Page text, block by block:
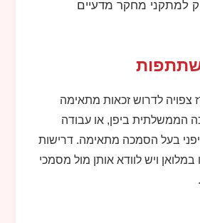
למתקני מחקר מדעיים
לדרוש זכאות מתאימה
ביפן, או עבודה
בעל הסמכה מתאימה. דרישות
ויש לוודא אותן מול מסמכי